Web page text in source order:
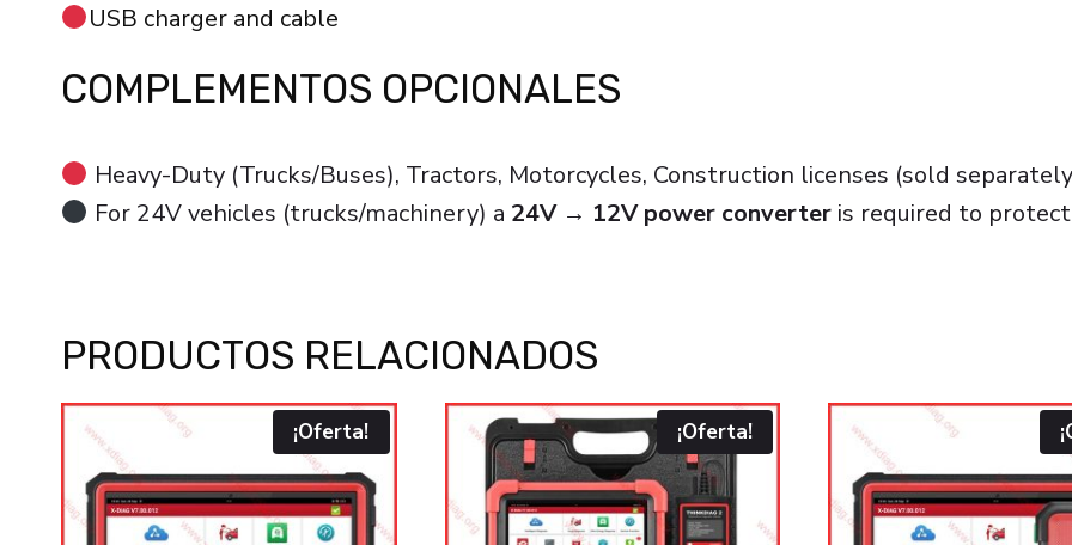
USB charger and cable
COMPLEMENTOS OPCIONALES
Heavy-Duty (Trucks/Buses), Tractors, Motorcycles, Construction licenses (sold
For 24V vehicles (trucks/machinery) a 24V → 12V power converteris required to
PRODUCTOS RELACIONADOS
¡Oferta! ¡Oferta!